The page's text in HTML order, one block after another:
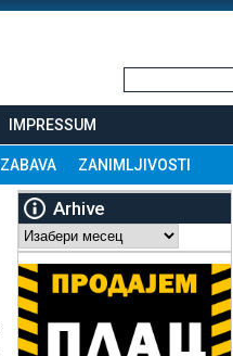
IMPRESSUM
ZABAVA ZANIMLJIVOSTI
Arhive
Arhive